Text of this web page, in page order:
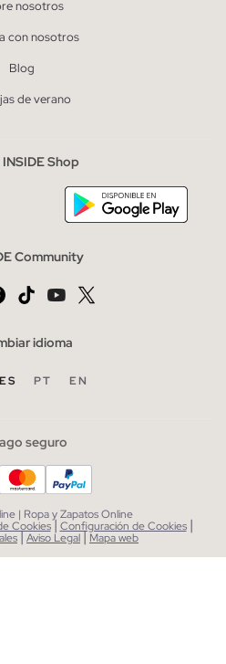
nosotros
con nosotros
Blog
de verano
Shop
Community
idioma
ES PT EN
seguro
| Ropa y Zapatos Online
Cookies| Configuración de Cookies |
|Aviso Legal| Mapa web